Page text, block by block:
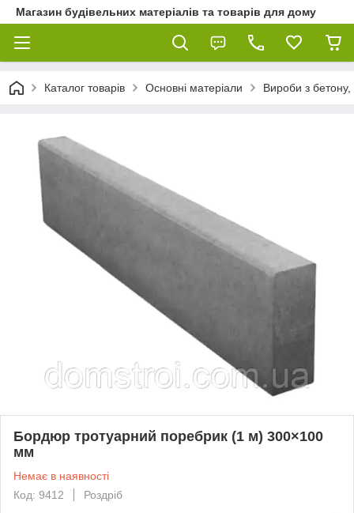
Магазин будівельних матеріалів та товарів для дому
Каталог товарів Основні матеріали Вироби з бетону,
Бордюр тротуарний поребрик (1 м) 300×100
мм
Немає в наявності
Код: 9412
Роздріб